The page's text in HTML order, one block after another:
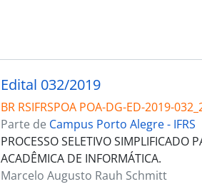
Edital 032/2019
BR RSIFRSPOA POA-DG-ED-2019-
Parte de Campus Porto Alegre - IFRS
PROCESSO SELETIVO SIMPLIFICADO
ACADÊMICA DE INFORMÁTICA.
Marcelo Augusto Rauh Schmitt